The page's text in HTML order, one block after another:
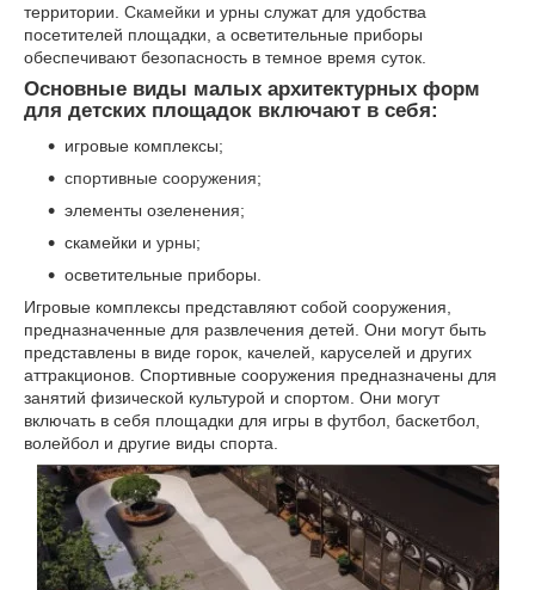
территории. Скамейки и урны служат для удобства
посетителей площадки, а осветительные приборы
обеспечивают безопасность в темное время суток.
Основные виды малых архитектурных форм
для детских площадок включают в себя:
игровые комплексы;
спортивные сооружения;
элементы озеленения;
скамейки и урны;
осветительные приборы.
Игровые комплексы представляют собой сооружения,
предназначенные для развлечения детей. Они могут быть
представлены в виде горок, качелей, каруселей и других
аттракционов. Спортивные сооружения предназначены для
занятий физической культурой и спортом. Они могут
включать в себя площадки для игры в футбол, баскетбол,
волейбол и другие виды спорта.